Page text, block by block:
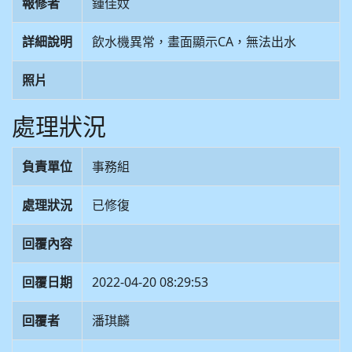
詳細說明 飲水機異常，畫面顯示CA，無法出水
照片
處理狀況
負責單位 事務組
處理狀況 已修復
回覆內容
回覆日期 2022-04-20 08:29:53
回覆者 潘琪麟